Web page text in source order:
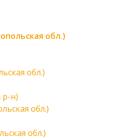
обл.)
обл.)
р-н)
обл.)
обл.)